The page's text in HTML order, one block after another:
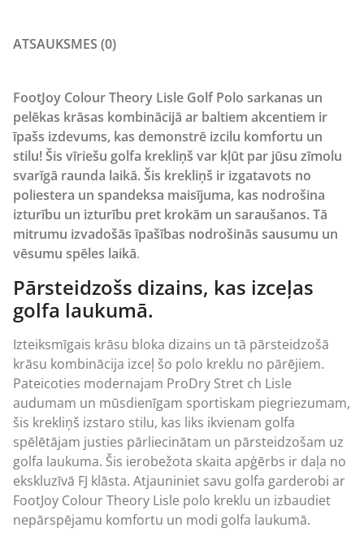
ATSAUKSMES (0)
FootJoy Colour Theory Lisle Golf Polo sarkanas un
pelēkas krāsas kombinācijā ar baltiem akcentiem ir
īpašs izdevums, kas demonstrē izcilu komfortu un
stilu! Šis vīriešu golfa krekliņš var kļūt par jūsu zīmolu
svarīgā raunda laikā. Šis krekliņš ir izgatavots no
poliestera un spandeksa maisījuma, kas nodrošina
izturību un izturību pret krokām un saraušanos. Tā
mitrumu izvadošās īpašības nodrošinās sausumu un
vēsumu spēles laikā.
Pārsteidzošs dizains, kas izceļas
golfa laukumā.
Izteiksmīgais krāsu bloka dizains un tā pārsteidzošā
krāsu kombinācija izceļ šo polo kreklu no pārējiem.
Pateicoties modernajam ProDry Stret ch Lisle
audumam un mūsdienīgam sportiskam piegriezumam,
šis krekliņš izstaro stilu, kas liks ikvienam golfa
spēlētājam justies pārliecinātam un pārsteidzošam uz
golfa laukuma. Šis ierobežota skaita apģērbs ir daļa no
ekskluzīvā FJ klāsta. Atjauniniet savu golfa garderobi ar
FootJoy Colour Theory Lisle polo kreklu un izbaudiet
nepārspējamu komfortu un modi golfa laukumā.